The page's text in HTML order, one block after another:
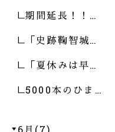
期間延長！！…
「史跡鞠智城…
「夏休みは早…
5000本のひま…
6月(7)